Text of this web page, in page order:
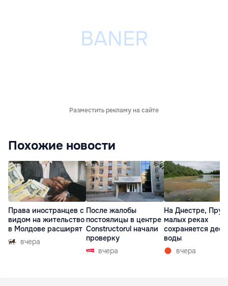
Разместить рекламу на сайте
Похожие новости
Права иностранцев с
видом на жительство
в Молдове расширят
вчера
После жалобы
постоялицы в центре
Constructorul начали
проверку
вчера
На Днестре,
малых реках
сохраняется
воды
вчера